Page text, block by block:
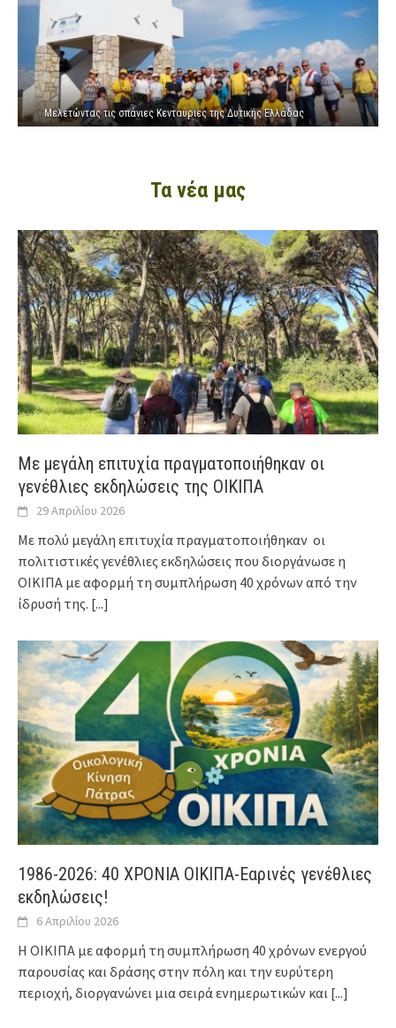
Μελετώντας τις σπάνιες Κενταύριες της Δυτικής Ελλάδας
Τα νέα μας
Με μεγάλη επιτυχία πραγματοποιήθηκαν οι
γενέθλιες εκδηλώσεις της ΟΙΚΙΠΑ
29 Απριλίου 2026
Με πολύ μεγάλη επιτυχία πραγματοποιήθηκαν οι
πολιτιστικές γενέθλιες εκδηλώσεις που διοργάνωσε η
ΟΙΚΙΠΑ με αφορμή τη συμπλήρωση 40 χρόνων από την
ίδρυσή της. [...]
1986-2026: 40 ΧΡΟΝΙΑ ΟΙΚΙΠΑ-Εαρινές γενέθλιες
εκδηλώσεις!
6 Απριλίου 2026
Η ΟΙΚΙΠΑ με αφορμή τη συμπλήρωση 40 χρόνων ενεργού
παρουσίας και δράσης στην πόλη και την ευρύτερη
περιοχή, διοργανώνει μια σειρά ενημερωτικών και [...]